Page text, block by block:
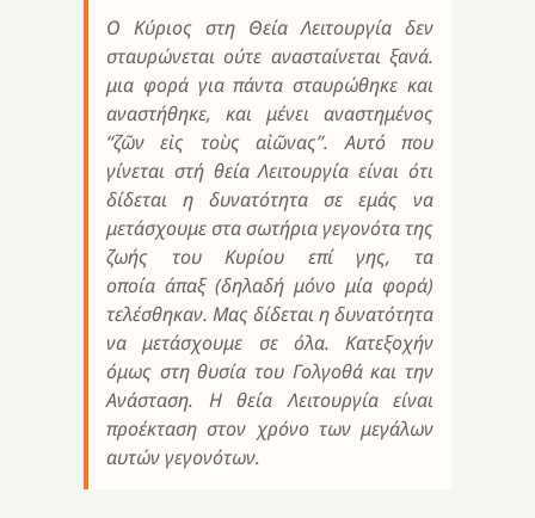
Ο Κύριος στη Θεία Λειτουργία δεν
σταυρώνεται ούτε ανασταίνεται ξανά.
μια φορά για πάντα σταυρώθηκε και
αναστήθηκε, και μένει αναστημένος
“ζῶν εἰς τοὺς αἰῶνας”. Αυτό που
γίνεται στή θεία Λειτουργία είναι ότι
δίδεται η δυνατότητα σε εμάς να
μετάσχουμε στα σωτήρια γεγονότα της
ζωής του Κυρίου επί γης, τα
οποία άπαξ(δηλαδή μόνο μία φορά)
τελέσθηκαν. Μας δίδεται η δυνατότητα
να μετάσχουμε σε όλα. Κατεξοχήν
όμως στη θυσία του Γολγοθά και την
Ανάσταση. Η θεία Λειτουργία είναι
προέκταση στον χρόνο των μεγάλων
αυτών γεγονότων.